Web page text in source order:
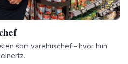
som varehuschef – hvor hun